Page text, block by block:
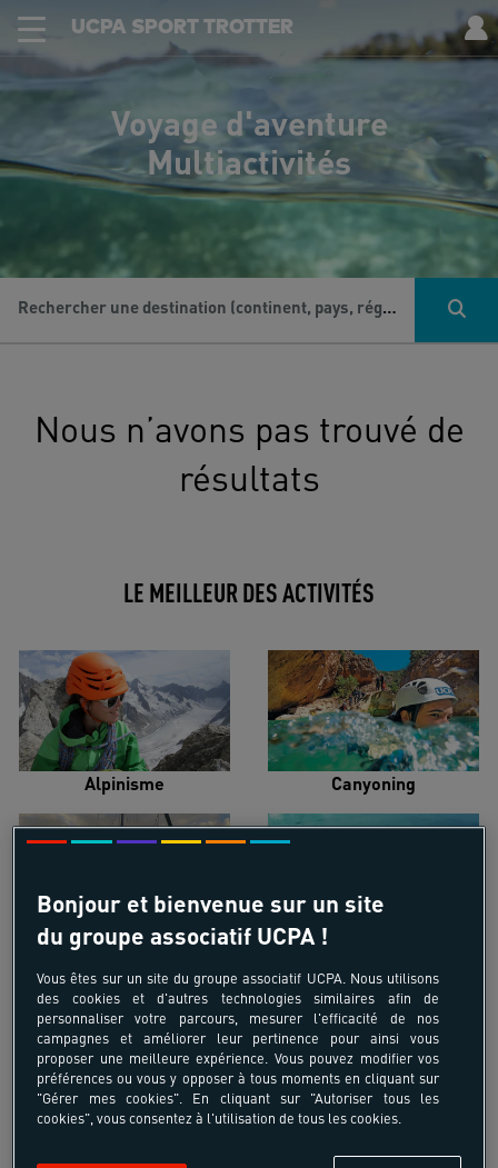
UCPA SPORT TROTTER
Voyage d'aventure
Multiactivités
Rechercher une destination (continent, pays, région...), une activité...
Nous n’avons pas trouvé de
résultats
LE MEILLEUR DES ACTIVITÉS
Alpinisme Canyoning
Croisière voilier Kayak de mer
Trail Trek-Randonnée pédestre
Bonjour et bienvenue sur un site
du groupe associatif UCPA !
Vous êtes sur un site du groupe associatif UCPA. Nous utilisons
des cookies et d'autres technologies similaires afin de
personnaliser votre parcours, mesurer l'efficacité de nos
campagnes et améliorer leur pertinence pour ainsi vous
proposer une meilleure expérience. Vous pouvez modifier vos
préférences ou vous y opposer à tous moments en cliquant sur
"Gérer mes cookies". En cliquant sur "Autoriser tous les
cookies", vous consentez à l'utilisation de tous les cookies.